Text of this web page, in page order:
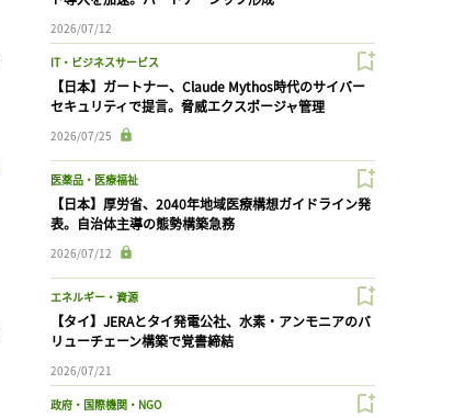
2026/07/12
IT・ビジネスサービス
【日本】ガートナー、Claude Mythos時代のサイバー
セキュリティで提言。脅威エクスポージャ管理
2026/07/25
医薬品・医療福祉
【日本】厚労省、2040年地域医療構想ガイドライン発
表。自治体主導の態勢構築急務
2026/07/12
エネルギー・資源
【タイ】JERAとタイ発電公社、水素・アンモニアのバ
リューチェーン構築で覚書締結
2026/07/21
政府・国際機関・NGO